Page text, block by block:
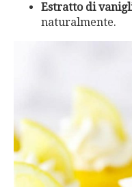
Estratto di
naturalmente.